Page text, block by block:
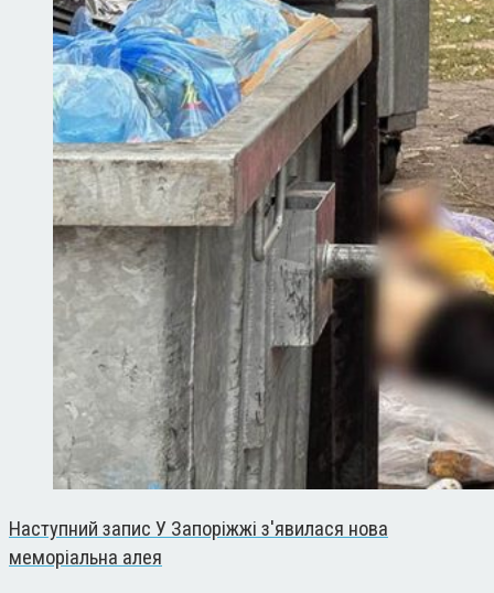
Наступний запис У Запоріжжі з'явилася нова
меморіальна алея